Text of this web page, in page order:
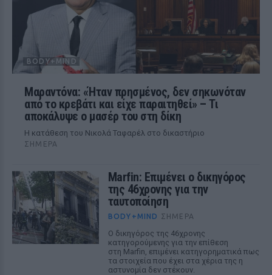
BODY+MIND
Μαραντόνα: «Ήταν πρησμένος, δεν σηκωνόταν
από το κρεβάτι και είχε παραιτηθεί» – Τι
αποκάλυψε ο μασέρ του στη δίκη
Η κατάθεση του Νικολά Ταφαρέλ στο δικαστήριο
ΣΉΜΕΡΑ
Marfin: Επιμένει ο δικηγόρος
της 46χρονης για την
ταυτοποίηση
BODY+MIND ΣΉΜΕΡΑ
Ο δικηγόρος της 46χρονης
κατηγορούμενης για την επίθεση
στη Marfin, επιμένει κατηγορηματικά πως
τα στοιχεία που έχει στα χέρια της η
αστυνομία δεν στέκουν.